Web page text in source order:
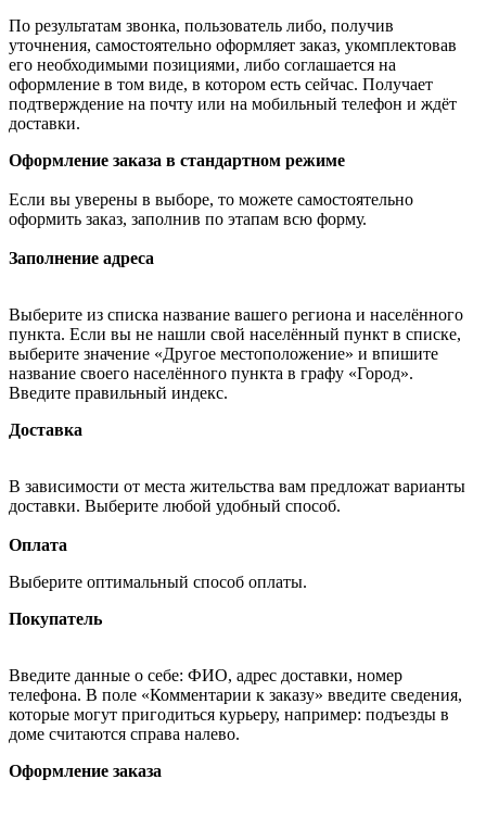
По результатам звонка, пользователь либо, получив
уточнения, самостоятельно оформляет заказ, укомплектовав
его необходимыми позициями, либо соглашается на
оформление в том виде, в котором есть сейчас. Получает
подтверждение на почту или на мобильный телефон и ждёт
доставки.
Оформление заказа в стандартном режиме
Если вы уверены в выборе, то можете самостоятельно
оформить заказ, заполнив по этапам всю форму.
Заполнение адреса
Выберите из списка название вашего региона и населённого
пункта. Если вы не нашли свой населённый пункт в списке,
выберите значение «Другое местоположение» и впишите
название своего населённого пункта в графу «Город».
Введите правильный индекс.
Доставка
В зависимости от места жительства вам предложат варианты
доставки. Выберите любой удобный способ.
Оплата
Выберите оптимальный способ оплаты.
Покупатель
Введите данные о себе: ФИО, адрес доставки, номер
телефона. В поле «Комментарии к заказу» введите сведения,
которые могут пригодиться курьеру, например: подъезды в
доме считаются справа налево.
Оформление заказа